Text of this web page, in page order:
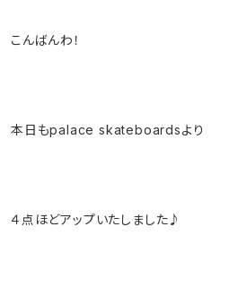
こんばんわ！
本日もpalace skateboardsより
４点ほどアップいたしました♪